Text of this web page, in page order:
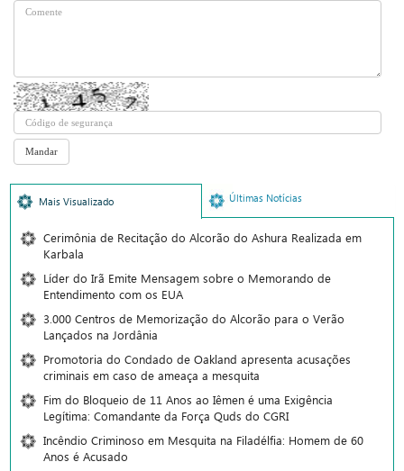
Mais Visualizado Últimas Notícias
Cerimônia de Recitação do Alcorão do Ashura Realizada em
Karbala
Líder do Irã Emite Mensagem sobre o Memorando de
Entendimento com os EUA
3.000 Centros de Memorização do Alcorão para o Verão
Lançados na Jordânia
Promotoria do Condado de Oakland apresenta acusações
criminais em caso de ameaça a mesquita
Fim do Bloqueio de 11 Anos ao Iêmen é uma Exigência
Legítima: Comandante da Força Quds do CGRI
Incêndio Criminoso em Mesquita na Filadélfia: Homem de 60
Anos é Acusado